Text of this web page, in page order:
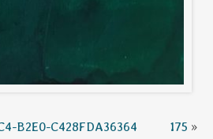
B2E0-C428FDA36364 175 »